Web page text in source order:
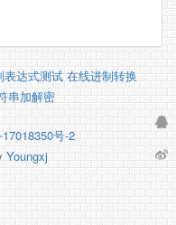
表达式测试 在线进制转换
串加解密
号-2
Youngxj